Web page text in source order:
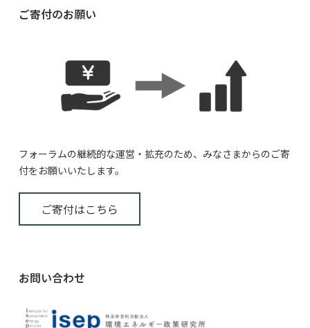
ご寄付のお願い
フォーラムの継続的な運営・拡充のため、みなさまからのご寄
付をお願いいたします。
ご寄付はこちら
お問い合わせ